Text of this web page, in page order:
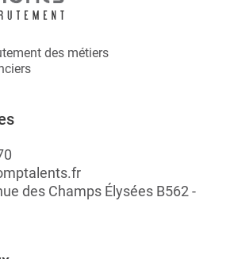
des métiers
des Champs Élysées B562 -